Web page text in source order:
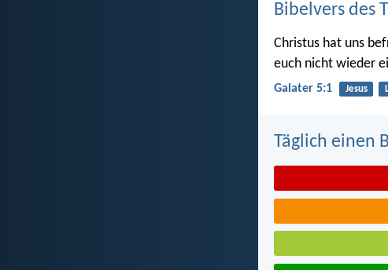
Bibelvers des
Christus hat uns
euch nicht wieder
Galater 5:1 Jesus
Täglich einen